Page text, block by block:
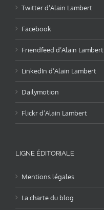
Twitter d’Alain Lambert
Facebook
Friendfeed d’Alain Lambert
LinkedIn d’Alain Lambert
Dailymotion
Flickr d’Alain Lambert
LIGNE ÉDITORIALE
Mentions légales
La charte du blog